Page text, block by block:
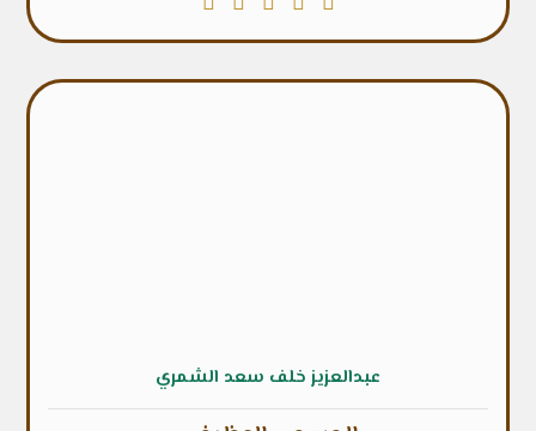
عبدالعزيز خلف سعد الشمري